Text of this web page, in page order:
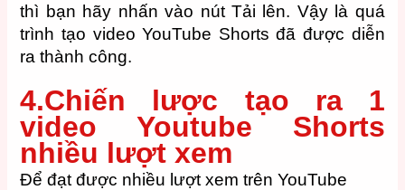
thì bạn hãy nhấn vào nút Tải lên. Vậy là quá
trình tạo video YouTube Shorts đã được diễn
ra thành công.
4.Chiến lược tạo ra 1
video Youtube Shorts
nhiều lượt xem
Để đạt được nhiều lượt xem trên YouTube